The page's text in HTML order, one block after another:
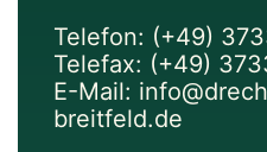
Telefon: (+49)
Telefax: (+49)
E-Mail:
breitfeld.de